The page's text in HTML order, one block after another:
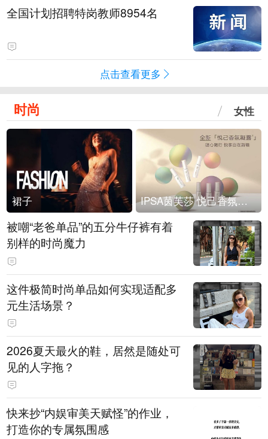
全国计划招聘特岗教师8954名
点击查看更多
时尚 女性
裙子 IPSA茵芙莎 悦己香氛凝露上市
被嘲“老爸单品”的五分牛仔裤有着
别样的时尚魔力
这件极简时尚单品如何实现适配多
元生活场景？
2026夏天最火的鞋，居然是随处可
见的人字拖？
快来抄“内娱审美天赋怪”的作业，
打造你的专属氛围感